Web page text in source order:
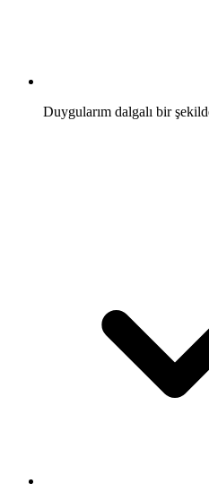
Duygularım dalgalı bir